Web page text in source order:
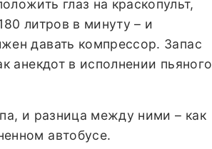
глаз на краскопульт,
литров в минуту – и
давать компрессор. Запас
анекдот в исполнении пьяного
и разница между ними – как
автобусе.